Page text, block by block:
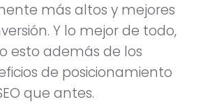
más altos y mejores
Y lo mejor de todo,
esto además de los
de posicionamiento
que antes.